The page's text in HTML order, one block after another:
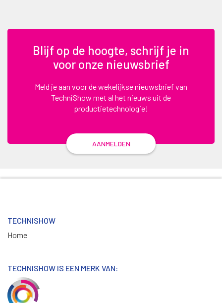
Blijf op de hoogte, schrijf je in
voor onze nieuwsbrief
Meld je aan voor de wekelijkse nieuwsbrief van
TechniShow met al het nieuws uit de
productietechnologie!
AANMELDEN
TECHNISHOW
Home
TECHNISHOW IS EEN MERK VAN: